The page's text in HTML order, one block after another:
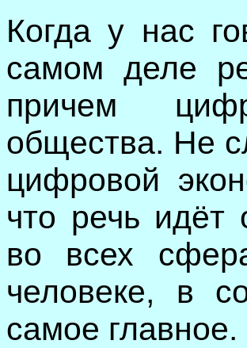
Когда у нас
самом деле
причем
общества. Не
цифровой
что речь идёт
во всех
человеке, в
самое главное.